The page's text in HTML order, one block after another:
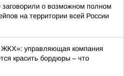
заговорили о возможном полном
на территории всей России
управляющая компания
красить бордюры – что